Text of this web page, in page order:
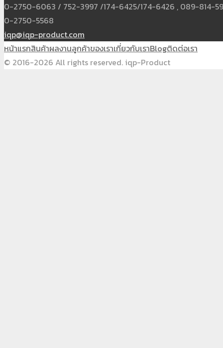
0-2750-6063 / 752-3997 /174-6425/174-6426 , 089-814-
0-2750-5568
iqp@iqp-product.com
หน้าแรกสินค้าผลงานลูกค้าของเราเกี่ยวกับเราBlogติดต่อเรา
© 2016-2026 All rights reserved. iqp-Product